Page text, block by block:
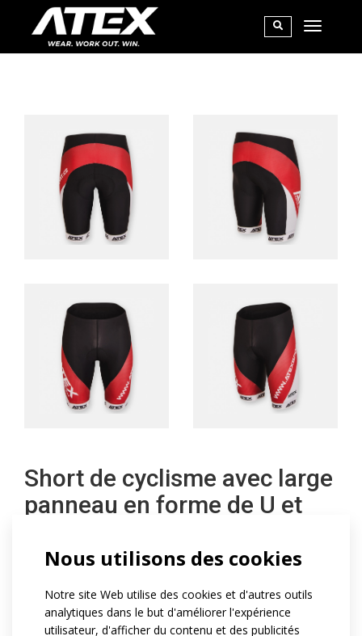
Nous utilisons des cookies
Notre site Web utilise des cookies et d'autres outils
analytiques dans le but d'améliorer l'expérience
utilisateur, d'afficher du contenu et des publicités
Short de cyclisme avec large
panneau en forme de U et
The cycling shorts with wide elastic waistband include
Profi pad as a standard. Legs are finished with wide
silicone gripper that can be printed on. Wide one-piece